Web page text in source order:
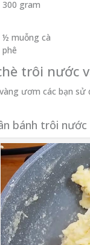
300 gram
½ muỗng cà
phê
trôi nước
ươm các bạn
bánh trôi nước